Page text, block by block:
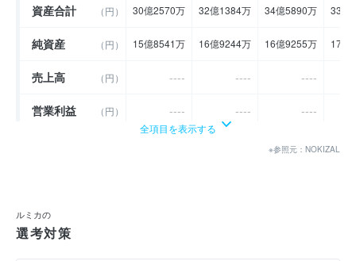
資産合計 （円） 30億2570万 32億1384万 34億5890万 33億
純資産 （円） 15億8541万 16億9244万 16億9255万 17億
売上高 （円） ---- ---- ----
営業利益 （円） ---- ---- ----
----
利益余剰金
売上伸び率
全項目を表示する
※参照元：NOKIZAL
ルミカの
選考対策